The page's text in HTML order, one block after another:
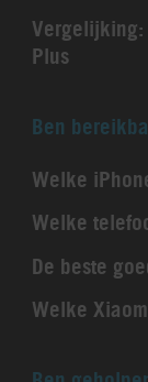
Vergelijking:
Plus
Ben
Welke
Welke
De beste
Welke